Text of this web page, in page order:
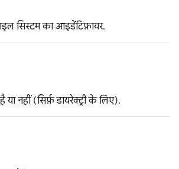
सिस्टम का आइडेंटिफ़ायर.
नहीं (सिर्फ़ डायरेक्ट्री के लिए).